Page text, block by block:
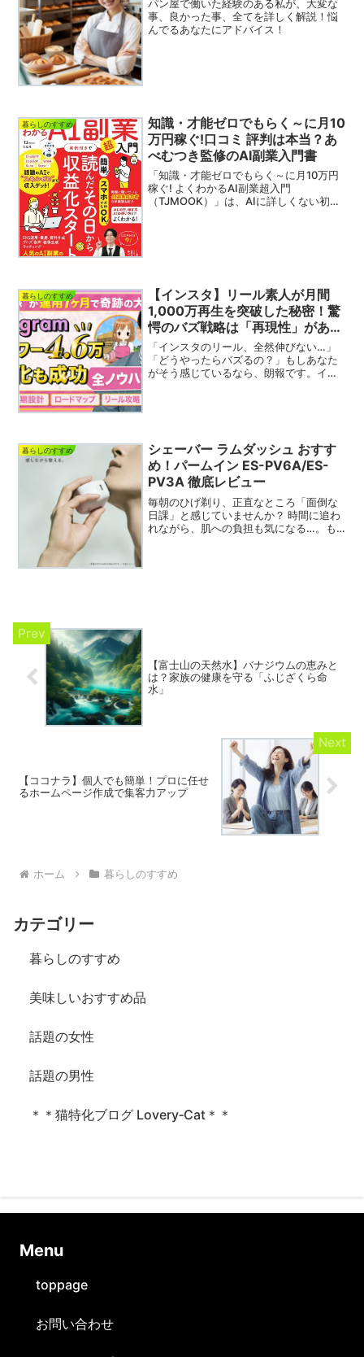
パン屋で働いた経験のある私が、大変な
事、良かった事、全てを詳しく解説！悩
んでるあなたにアドバイス！
暮らしのすすめ
知識・才能ゼロでもらく～に月10
万円稼ぐ!口コミ 評判は本当？あ
べむつき監修のAI副業入門書
「知識・才能ゼロでもらく～に月10万円
稼ぐ! よくわかるAI副業超入門
（TJMOOK）」は、AIに詳しくない初心
暮らしのすすめ
【インスタ】リール素人が月間
1,000万再生を突破した秘密！驚
愕のバズ戦略は「再現性」があっ
た
「インスタのリール、全然伸びない…」
「どうやったらバズるの？」もしあなた
がそう感じているなら、朗報です。イン
暮らしのすすめ
シェーバー ラムダッシュ おすす
め！パームイン ES-PV6A/ES-
PV3A 徹底レビュー
毎朝のひげ剃り、正直なところ「面倒な
日課」と感じていませんか？ 時間に追わ
れながら、肌への負担も気になる…。も
【富士山の天然水】バナジウムの恵みと
は？家族の健康を守る「ふじざくら命
水」
【ココナラ】個人でも簡単！プロに任せ
るホームページ作成で集客力アップ
ホーム 暮らしのすすめ
カテゴリー
暮らしのすすめ
美味しいおすすめ品
話題の女性
話題の男性
＊＊猫特化ブログ Lovery‐Cat＊＊
Ⅿenu
toppage
お問い合わせ